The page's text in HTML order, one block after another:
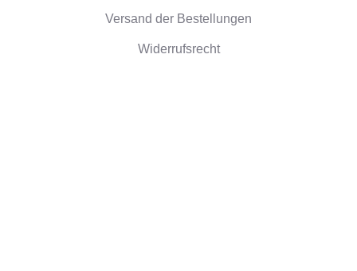
Versand der Bestellungen
Widerrufsrecht